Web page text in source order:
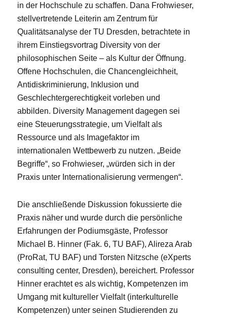
in der Hochschule zu schaffen. Dana Frohwieser,
stellvertretende Leiterin am Zentrum für
Qualitätsanalyse der TU Dresden, betrachtete in
ihrem Einstiegsvortrag Diversity von der
philosophischen Seite – als Kultur der Öffnung.
Offene Hochschulen, die Chancengleichheit,
Antidiskriminierung, Inklusion und
Geschlechtergerechtigkeit vorleben und
abbilden. Diversity Management dagegen sei
eine Steuerungsstrategie, um Vielfalt als
Ressource und als Imagefaktor im
internationalen Wettbewerb zu nutzen. „Beide
Begriffe“, so Frohwieser, „würden sich in der
Praxis unter Internationalisierung vermengen“.
Die anschließende Diskussion fokussierte die
Praxis näher und wurde durch die persönliche
Erfahrungen der Podiumsgäste, Professor
Michael B. Hinner (Fak. 6, TU BAF), Alireza Arab
(ProRat, TU BAF) und Torsten Nitzsche (eXperts
consulting center, Dresden), bereichert. Professor
Hinner erachtet es als wichtig, Kompetenzen im
Umgang mit kultureller Vielfalt (interkulturelle
Kompetenzen) unter seinen Studierenden zu